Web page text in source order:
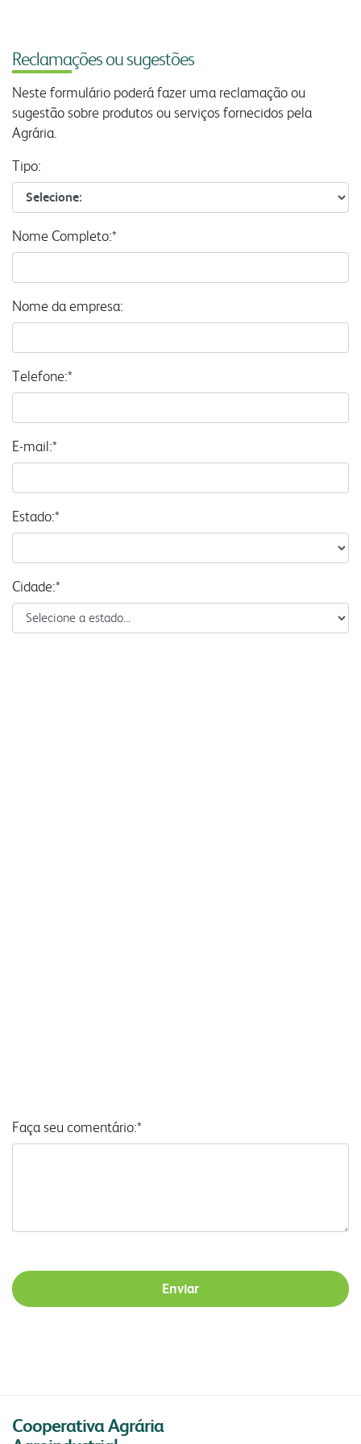
Reclamações ou sugestões
Neste formulário poderá fazer uma reclamação ou
sugestão sobre produtos ou serviços fornecidos pela
Agrária.
Tipo:
Nome Completo:*
Nome da empresa:
Telefone:*
E-mail:*
Estado:*
Cidade:*
Faça seu comentário:*
Enviar
Cooperativa Agrária